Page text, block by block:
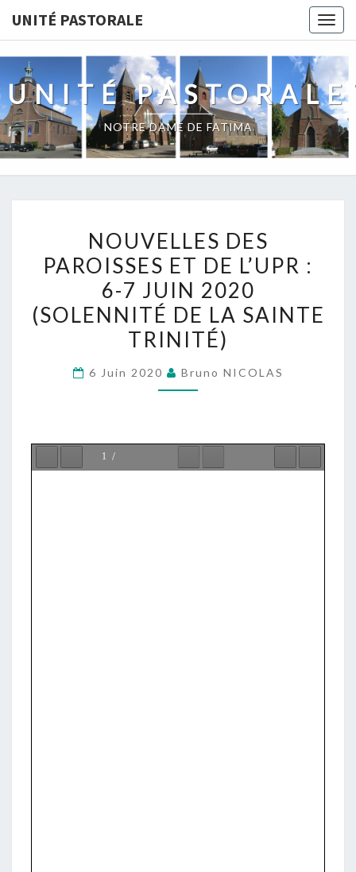
UNITÉ PASTORALE
UNITÉ PASTORALE
NOTRE DAME DE FATIMA
DES
PAROISSES
ET
DE
L’UPR
:
6-
7
NOUVELLES DES
PAROISSES ET DE L’UPR :
6-7 JUIN 2020
(SOLENNITÉ DE LA SAINTE
TRINITÉ)
6 Juin 2020 Bruno NICOLAS